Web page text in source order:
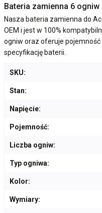
Bateria zamienna 6
Nasza bateria zamienna do
OEM i jest w 100%
ogniw oraz oferuje pojemność
specyfikację baterii.
SKU:
Stan:
Napięcie:
Pojemność:
Liczba ogniw:
Typ ogniwa:
Kolor:
Wymiary: